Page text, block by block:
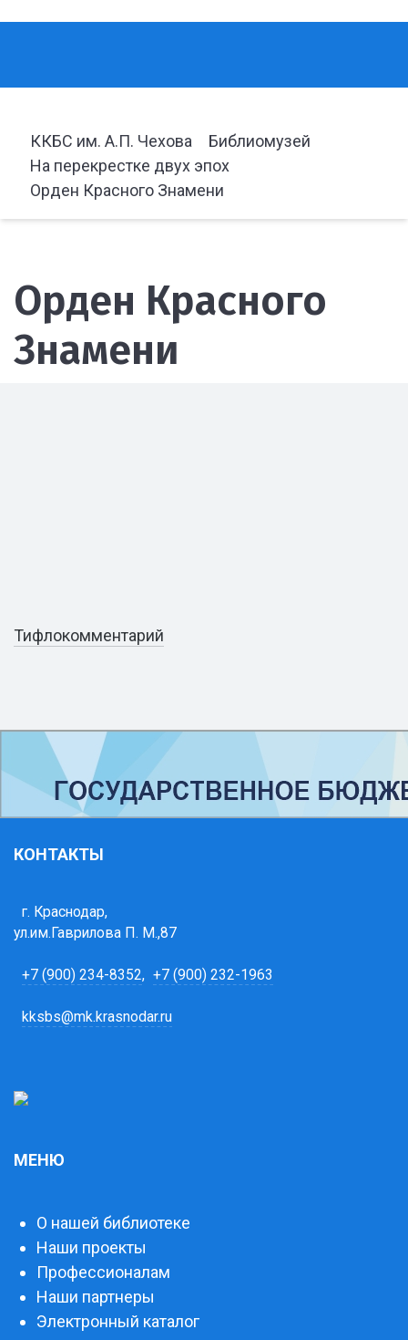
ККБС им. А.П. Чехова
Библиомузей
На перекрестке двух эпох
Орден Красного Знамени
Орден Красного
Знамени
Тифлокомментарий
КОНТАКТЫ
г. Краснодар,
ул.им.Гаврилова П. М.,87
+7 (900) 234-8352, +7 (900) 232-1963
kksbs@mk.krasnodar.ru
МЕНЮ
О нашей библиотеке
Наши проекты
Профессионалам
Наши партнеры
Электронный каталог